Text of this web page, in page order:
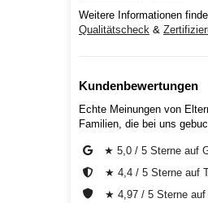
Weitere Informationen
Qualitätscheck &
Kundenbewertungen
Echte Meinungen von
Familien, die bei uns
★ 5,0 / 5 Sterne auf
★ 4,4 / 5 Sterne auf
★ 4,97 / 5 Sterne auf